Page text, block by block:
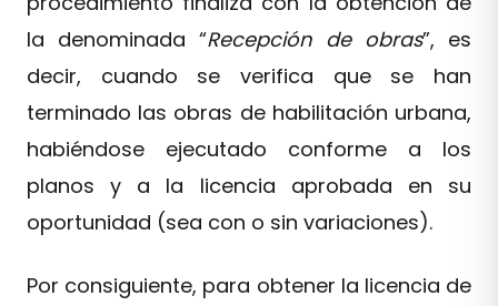
la denominada “Recepción de obras”, es
decir, cuando se verifica que se han
terminado las obras de habilitación urbana,
habiéndose ejecutado conforme a los
planos y a la licencia aprobada en su
oportunidad (sea con o sin variaciones).
Por consiguiente, para obtener la licencia de